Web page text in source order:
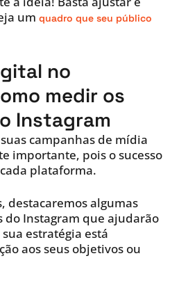
um quadro que seu público
no
medir os
Instagram
campanhas de mídia
importante, pois o sucesso
plataforma.
destacaremos algumas
Instagram que ajudarão
estratégia está
aos seus objetivos ou